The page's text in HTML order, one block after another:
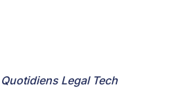
Legal Tech